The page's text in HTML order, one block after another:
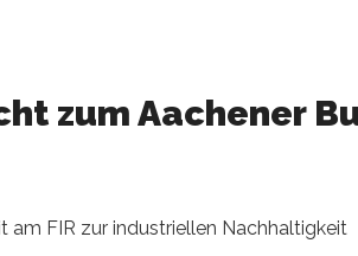
zum Aachener
am FIR zur industriellen Nachhaltigkeit